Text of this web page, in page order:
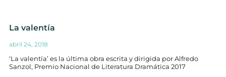
La valentía
abril 24, 2018
‘La valentía’ es la última obra escrita y dirigida por Alfredo
Sanzol, Premio Nacional de Literatura Dramática 2017